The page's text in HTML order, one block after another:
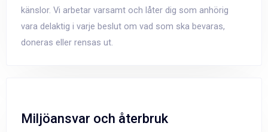
känslor. Vi arbetar varsamt och låter dig som anhörig
vara delaktig i varje beslut om vad som ska bevaras,
doneras eller rensas ut.
Miljöansvar och återbruk